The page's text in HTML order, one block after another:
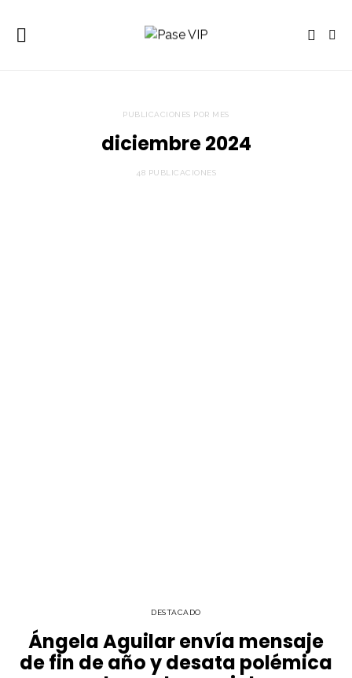
PUBLICACIONES POR MES
diciembre 2024
48 PUBLICACIONES
DESTACADO
Ángela Aguilar envía mensaje
de fin de año y desata polémica